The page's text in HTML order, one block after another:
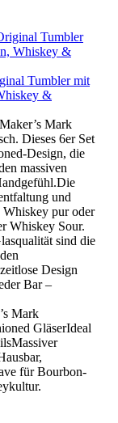
Tumbler mit
&
Mark
Dieses 6er Set
Design, die
massiven
und
pur oder
Whiskey Sour.
sind die
Design
Bar –
Mark
GläserIdeal
für Bourbon-